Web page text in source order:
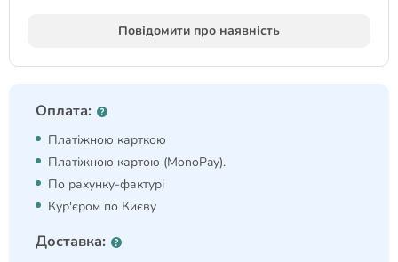
Повідомити про наявність
Оплата:
Платіжною карткою
Платіжною картою (MonoPay).
По рахунку-фактурі
Кур'єром по Києву
Доставка: